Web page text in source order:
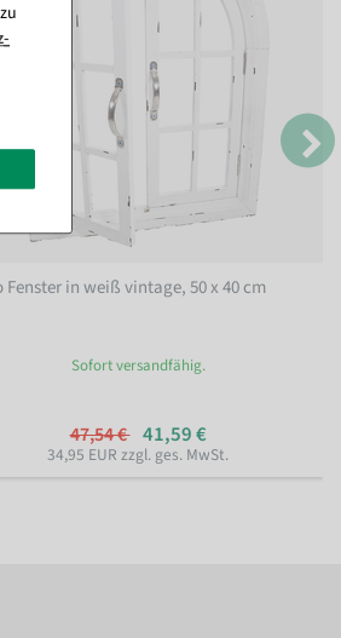
Fenster in weiß vintage, 50 x 40 cm
Sofort versandfähig.
47,54 € 41,59 €
34,95 EUR zzgl. ges. MwSt.